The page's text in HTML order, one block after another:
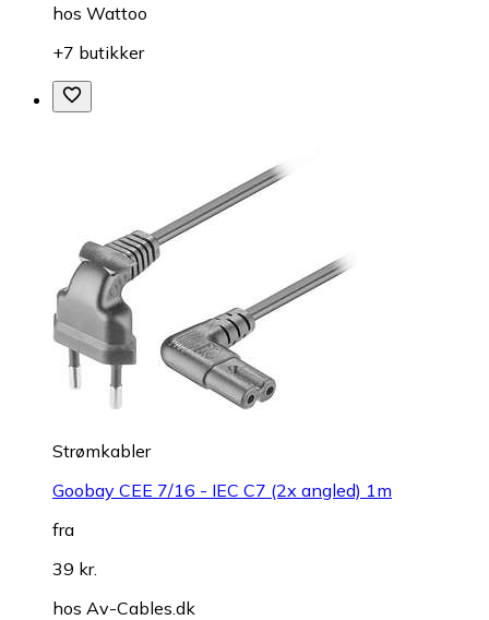
hos Wattoo
+7 butikker
Strømkabler
Goobay CEE 7/16 - IEC C7 (2x angled) 1m
fra
39 kr.
hos Av-Cables.dk